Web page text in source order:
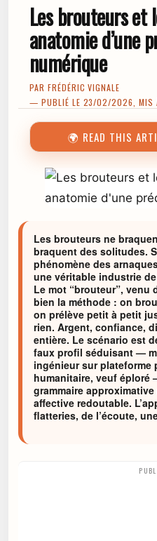
Les brouteurs et
anatomie d’une
numérique
PAR FRÉDÉRIC VIGNALE
— PUBLIÉ LE 23/02/2026, MIS
🌍 READ THIS
Les brouteurs ne
braquent des solitudes.
phénomène des
une véritable industrie
Le mot “brouteur”, venu
bien la méthode : on
on prélève petit à petit
rien. Argent, confiance,
entière. Le scénario est
faux profil séduisant —
ingénieur sur plateforme
humanitaire, veuf
grammaire
affective redoutable.
flatteries, de l’écoute,